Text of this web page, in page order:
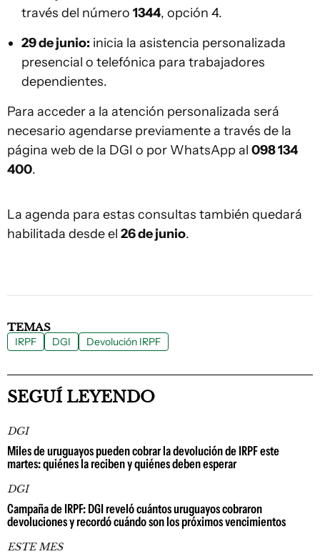
través del número 1344, opción 4.
29 de junio: inicia la asistencia personalizada
presencial o telefónica para trabajadores
dependientes.
Para acceder a la atención personalizada será
necesario agendarse previamente a través de la
página web de la DGI o por WhatsApp al 098 134
400.
La agenda para estas consultas también quedará
habilitada desde el 26 de junio.
TEMAS
IRPF DGI Devolución IRPF
SEGUÍ LEYENDO
DGI
Miles de uruguayos pueden cobrar la devolución de IRPF este
martes: quiénes la reciben y quiénes deben esperar
DGI
Campaña de IRPF: DGI reveló cuántos uruguayos cobraron
devoluciones y recordó cuándo son los próximos vencimientos
ESTE MES